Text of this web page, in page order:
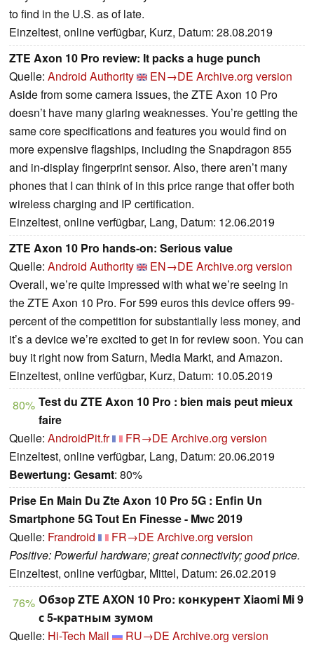
to find in the U.S. as of late.
Einzeltest, online verfügbar, Kurz, Datum: 28.08.2019
ZTE Axon 10 Pro review: It packs a huge punch
Quelle: Android Authority EN→DE Archive.org version
Aside from some camera issues, the ZTE Axon 10 Pro
doesn’t have many glaring weaknesses. You’re getting the
same core specifications and features you would find on
more expensive flagships, including the Snapdragon 855
and in-display fingerprint sensor. Also, there aren’t many
phones that I can think of in this price range that offer both
wireless charging and IP certification.
Einzeltest, online verfügbar, Lang, Datum: 12.06.2019
ZTE Axon 10 Pro hands-on: Serious value
Quelle: Android Authority EN→DE Archive.org version
Overall, we’re quite impressed with what we’re seeing in
the ZTE Axon 10 Pro. For 599 euros this device offers 99-
percent of the competition for substantially less money, and
it’s a device we’re excited to get in for review soon. You can
buy it right now from Saturn, Media Markt, and Amazon.
Einzeltest, online verfügbar, Kurz, Datum: 10.05.2019
80% Test du ZTE Axon 10 Pro : bien mais peut mieux
faire
Quelle: AndroidPit.fr FR→DE Archive.org version
Einzeltest, online verfügbar, Lang, Datum: 20.06.2019
Bewertung: Gesamt: 80%
Prise En Main Du Zte Axon 10 Pro 5G : Enfin Un
Smartphone 5G Tout En Finesse - Mwc 2019
Quelle: Frandroid FR→DE Archive.org version
Positive: Powerful hardware; great connectivity; good price.
Einzeltest, online verfügbar, Mittel, Datum: 26.02.2019
76% Обзор ZTE AXON 10 Pro: конкурент Xiaomi Mi 9
с 5-кратным зумом
Quelle: Hi-Tech Mail RU→DE Archive.org version